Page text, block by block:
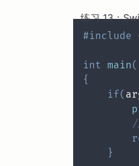
练习 13：
#include
int main(
{
if(
}